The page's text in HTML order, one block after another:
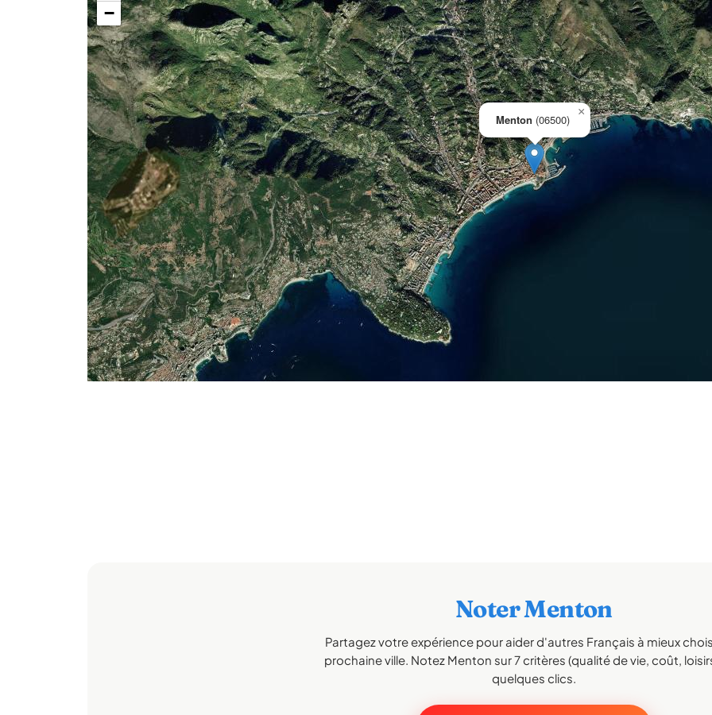
Menton (06500)
×
−
Noter Menton
Partagez votre expérience pour aider d'autres Français à mieux
prochaine ville. Notez Menton sur 7 critères (qualité de vie, coût,
quelques clics.